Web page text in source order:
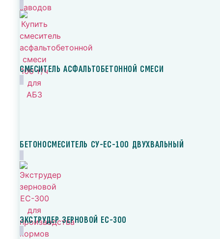
СМЕСИТЕЛЬ АСФАЛЬТОБЕТОННОЙ СМЕСИ
БЕТОНОСМЕСИТЕЛЬ СУ-ЕС-100 ДВУХВАЛЬНЫЙ
ЭКСТРУДЕР ЗЕРНОВОЙ ЕС-300